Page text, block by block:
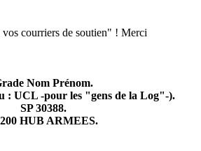
courriers de soutien" ! Merci
Nom Prénom.
: UCL -pour les "gens de la Log"-).
SP 30388.
HUB ARMEES.